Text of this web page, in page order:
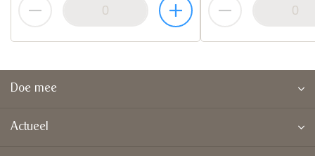
Doe mee
Actueel